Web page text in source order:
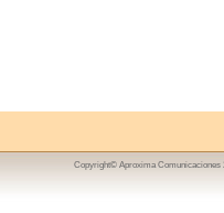
Copyright© Aproxima Comunicaciones